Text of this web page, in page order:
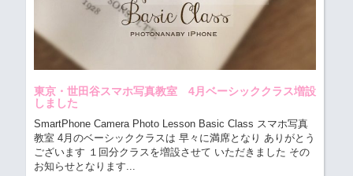
東京・世田谷スマホ写真教室 4月ベーシッククラス増設
しました
SmartPhone Camera Photo Lesson Basic Class スマホ写真
教室 4月のベーシッククラスは 早々に満席となり ありがとう
ございます １回分クラスを増設させて いただきました その
お知らせとなります...